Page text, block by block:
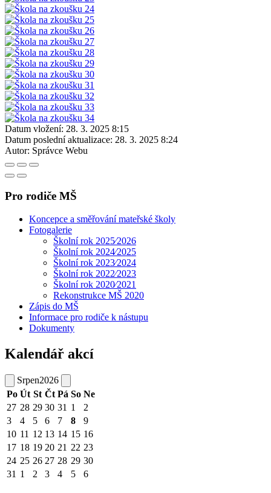
Datum vložení: 28. 3. 2025 8:15
Datum poslední aktualizace: 28. 3. 2025 8:24
Autor: Správce Webu
Pro rodiče MŠ
Koncepce a směřování mateřské školy
Fotogalerie
Školní rok 2025⁄2026
Školní rok 2024⁄2025
Školní rok 2023⁄2024
Školní rok 2022⁄2023
Školní rok 2020⁄2021
Rekonstrukce MŠ 2020
Zápis do MŠ
Informace pro rodiče k nástupu
Dokumenty
Kalendář akcí
Srpen2026
Po Út St Čt Pá So Ne
27 28 29 30 31 1
2
3
4 5 6 7 8
9
10 11 12 13 14 15 16
17 18 19 20 21 22 23
24 25 26 27 28 29 30
31 1 2 3 4 5 6